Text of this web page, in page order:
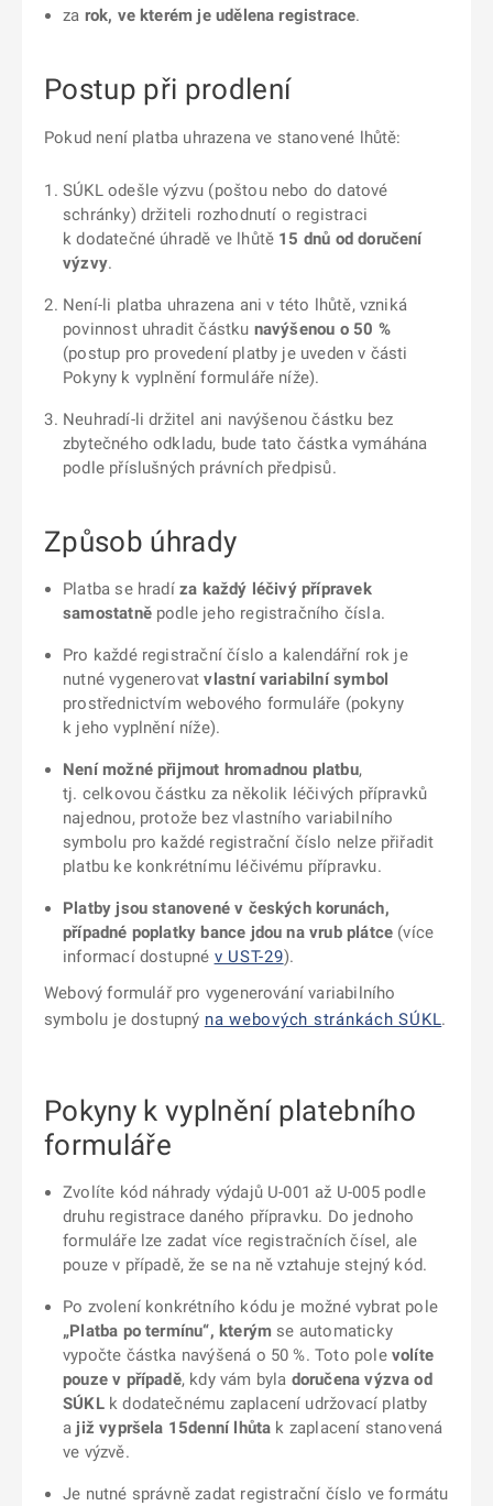
za rok, ve kterém je udělena registrace.
Postup při prodlení
Pokud není platba uhrazena ve stanovené lhůtě:
SÚKL odešle výzvu (poštou nebo do datové
schránky) držiteli rozhodnutí o registraci
k dodatečné úhradě ve lhůtě 15 dnů od doručení
výzvy.
Není-li platba uhrazena ani v této lhůtě, vzniká
povinnost uhradit částku navýšenou o 50 %
(postup pro provedení platby je uveden v části
Pokyny k vyplnění formuláře níže).
Neuhradí-li držitel ani navýšenou částku bez
zbytečného odkladu, bude tato částka vymáhána
podle příslušných právních předpisů.
Způsob úhrady
Platba se hradí za každý léčivý přípravek
samostatněpodle jeho registračního čísla.
Pro každé registrační číslo a kalendářní rok je
nutné vygenerovatvlastní variabilní symbol
prostřednictvím webového formuláře (pokyny
k jeho vyplnění níže).
Není možné přijmout hromadnou platbu,
tj. celkovou částku za několik léčivých přípravků
najednou, protože bez vlastního variabilního
symbolu pro každé registrační číslo nelze přiřadit
platbu ke konkrétnímu léčivému přípravku.
Platby jsou stanovené v českých korunách,
případné poplatky bance jdou na vrub plátce (více
informací dostupné v UST-29).
Webový formulář pro vygenerování variabilního
symbolu je dostupný na webových stránkách SÚKL.
Pokyny k vyplnění platebního
formuláře
Zvolíte kód náhrady výdajů U-001 až U-005 podle
druhu registrace daného přípravku. Do jednoho
formuláře lze zadat více registračních čísel, ale
pouze v případě, že se na ně vztahuje stejný kód.
Po zvolení konkrétního kódu je možné vybrat pole
„Platba po termínu“, kterým se automaticky
vypočte částka navýšená o 50 %. Toto pole volíte
pouze v případě, kdy vám byla doručena výzva od
SÚKLk dodatečnému zaplacení udržovací platby
a již vypršela 15denní lhůta k zaplacení stanovená
ve výzvě.
Je nutné správně zadat registrační číslo ve formátu